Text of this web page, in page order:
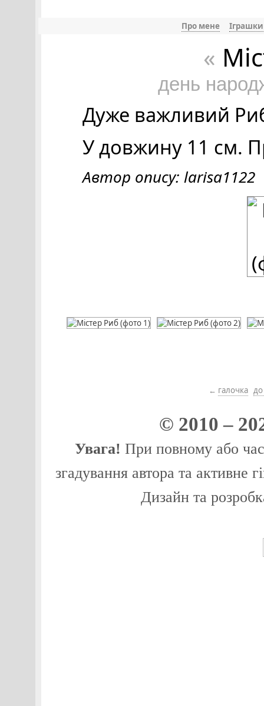
Про мене Іграшки
«
день
Дуже важливий
У довжину 11 см.
Автор опису: larisa1122
← галочка до
© 2010 –
Увага! При повному або
згадування автора та активне
Дизайн та